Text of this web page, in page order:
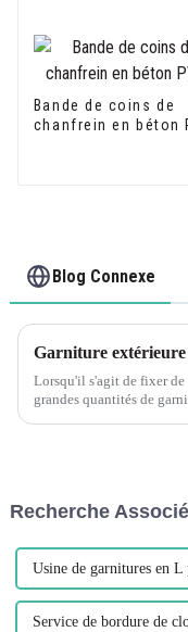
Bande de coins de
chanfrein en béton
Blog Connexe
Lorsqu'il s'agit de fixer de
grandes quantités de
L'installation préalable
d'économiser...
Recherche
Usine de garnitures en L
Service de bordure de